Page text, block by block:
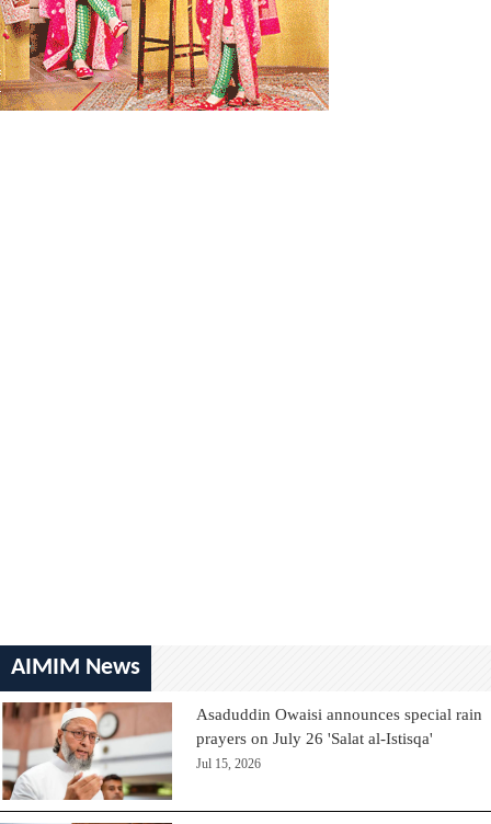
AIMIM News
Asaduddin Owaisi announces special rain
prayers on July 26 'Salat al-Istisqa'
Jul 15, 2026